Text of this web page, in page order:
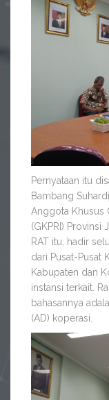
Pernyataan itu
Bambang
Anggota Khusus
(GKPRI) Provinsi
RAT itu, hadir
dari Pusat-Pusat
Kabupaten dan
instansi terkait.
bahasannya
(AD) koperasi.